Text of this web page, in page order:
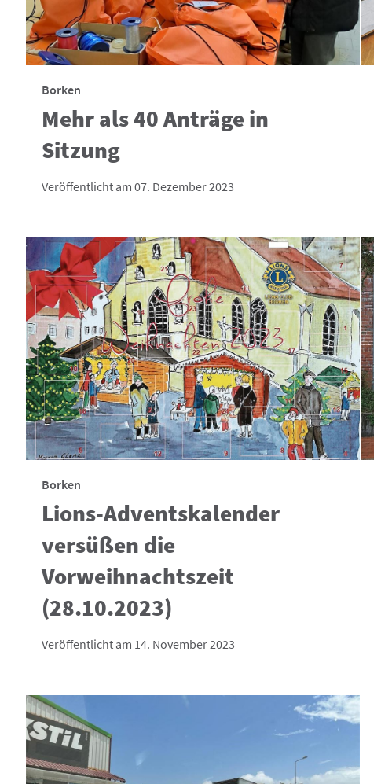
Borken
Mehr als 40 Anträge in
Sitzung
Veröffentlicht am 07. Dezember 2023
Borken
Lions-Adventskalender
versüßen die
Vorweihnachtszeit
(28.10.2023)
Veröffentlicht am 14. November 2023